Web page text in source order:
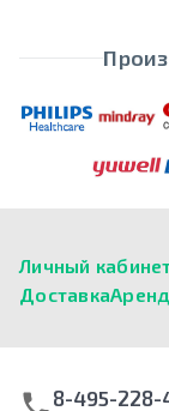
Личный
Доставка
8-495-228-